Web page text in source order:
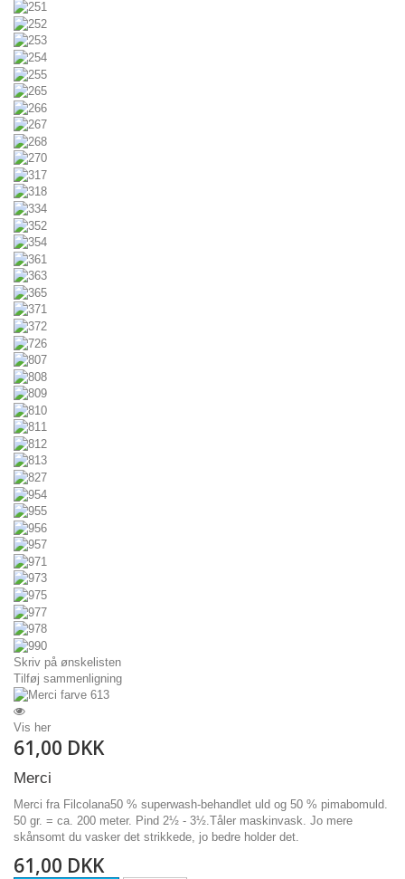
Skriv på ønskelisten
Tilføj sammenligning
Vis her
61,00 DKK
Merci
Merci fra Filcolana50 % superwash-behandlet uld og 50 % pimabomuld.
50 gr. = ca. 200 meter. Pind 2½ - 3½.Tåler maskinvask. Jo mere
skånsomt du vasker det strikkede, jo bedre holder det.
61,00 DKK